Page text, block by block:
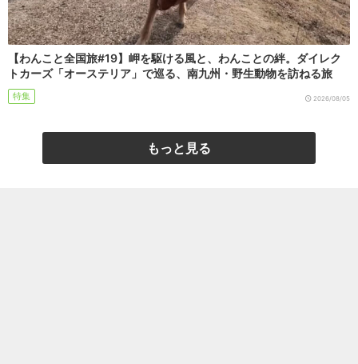
【わんこと全国旅#19】岬を駆ける風と、わんことの絆。ダイレク
トカーズ「オーステリア」で巡る、南九州・野生動物を訪ねる旅
特集 2026/08/05
もっと見る